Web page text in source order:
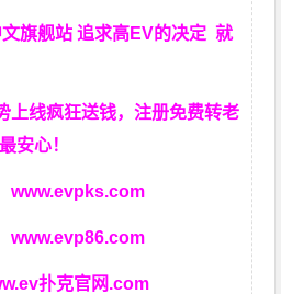
旗舰站 追求高EV的决定就
上线疯狂送钱，注册免费转老
安心！
www.evpks.com
www.evp86.com
扑克官网.com